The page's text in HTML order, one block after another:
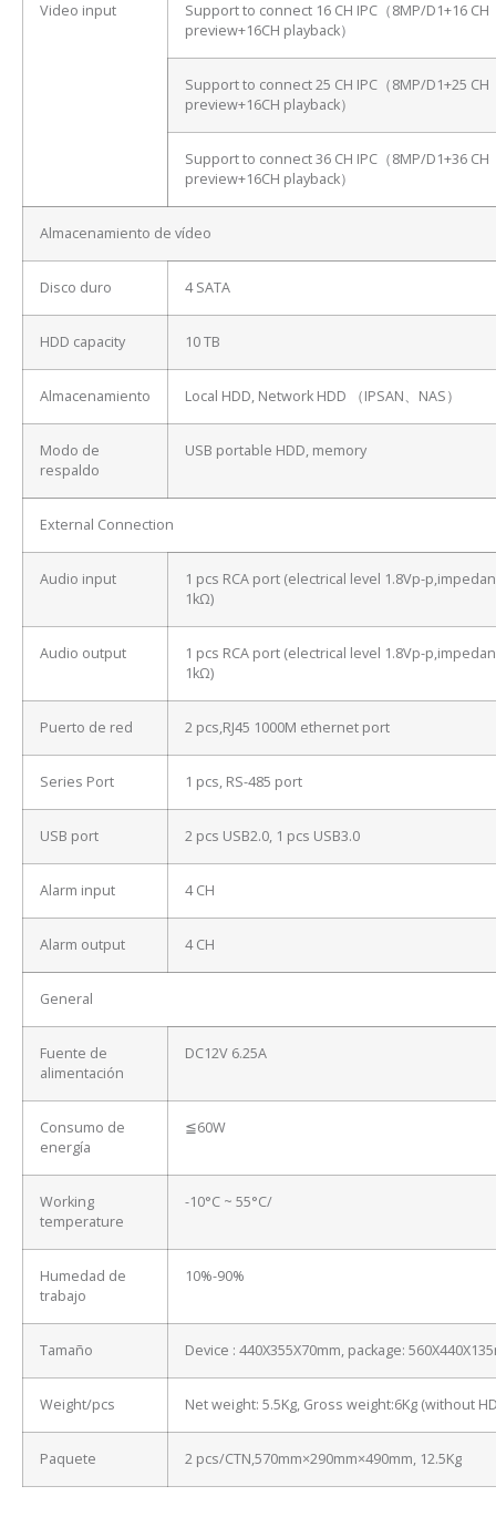
Video input
Support to connect 16 CH IPC（8MP/D1+16 CH
preview+16CH playback）
Support to connect 25 CH IPC（8MP/D1+25 CH
preview+16CH playback）
Support to connect 36 CH IPC（8MP/D1+36 CH
preview+16CH playback）
Almacenamiento de vídeo
Disco duro 4 SATA
HDD capacity 10 TB
Almacenamiento Local HDD, Network HDD （IPSAN、NAS）
Modo de
respaldo
USB portable HDD, memory
External Connection
Audio input
1 pcs RCA port (electrical level 1.8Vp-
1kΩ)
Audio output
1 pcs RCA port (electrical level 1.8Vp-
1kΩ)
Puerto de red 2 pcs,RJ45 1000M ethernet port
Series Port 1 pcs, RS-485 port
USB port 2 pcs USB2.0, 1 pcs USB3.0
Alarm input 4 CH
Alarm output 4 CH
General
Fuente de
alimentación
DC12V 6.25A
Consumo de
energía
≦60W
Working
temperature
-10°C ~ 55°C/
Humedad de
trabajo
10%-90%
Tamaño Device : 440X355X70mm, package:
Weight/pcs Net weight: 5.5Kg, Gross weight:6Kg (without
Paquete 2 pcs/CTN,570mm×290mm×490mm, 12.5Kg